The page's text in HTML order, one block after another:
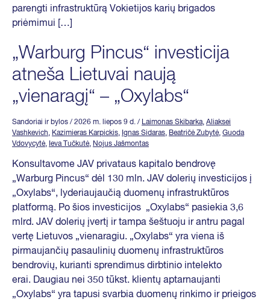
parengti infrastruktūrą Vokietijos karių brigados
priėmimui […]
„Warburg Pincus“ investicija
atneša Lietuvai naują
„vienaragį“ – „Oxylabs“
Sandoriai ir bylos / 2026 m. liepos 9 d. / Laimonas Skibarka, Aliaksei
Vashkevich, Kazimieras Karpickis, Ignas Sidaras, Beatričė Zubytė, Guoda
Vdovycytė, Ieva Tučkutė, Nojus Jašmontas
Konsultavome JAV privataus kapitalo bendrovę
„Warburg Pincus“ dėl 130 mln. JAV dolerių investicijos į
„Oxylabs“, lyderiaujaučią duomenų infrastruktūros
platformą. Po šios investicijos „Oxylabs“ pasiekia 3,6
mlrd. JAV dolerių įvertį ir tampa šeštuoju ir antru pagal
vertę Lietuvos „vienaragiu. „Oxylabs“ yra viena iš
pirmaujančių pasaulinių duomenų infrastruktūros
bendrovių, kurianti sprendimus dirbtinio intelekto
erai. Daugiau nei 350 tūkst. klientų aptarnaujanti
„Oxylabs“ yra tapusi svarbia duomenų rinkimo ir prieigos